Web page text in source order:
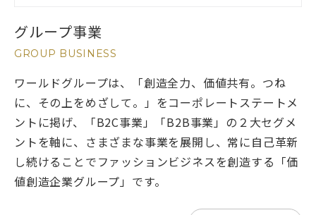
グループ事業
GROUP BUSINESS
ワールドグループは、「創造全力、価値共有。つね
に、その上をめざして。」をコーポレートステートメ
ントに掲げ、「B2C事業」「B2B事業」の２大セグメ
ントを軸に、さまざまな事業を展開し、常に自己革新
し続けることでファッションビジネスを創造する「価
値創造企業グループ」です。